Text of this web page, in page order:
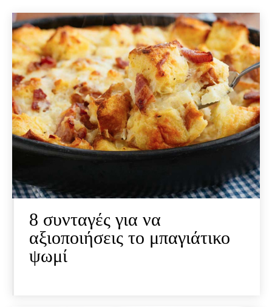
8 συνταγές για να
αξιοποιήσεις το μπαγιάτικο
ψωμί